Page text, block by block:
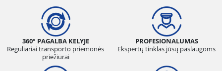
360° PAGALBA KELYJE
Reguliariai transporto priemonės
priežiūrai
PROFESIONALUMAS
Ekspertų tinklas jūsų paslaugoms